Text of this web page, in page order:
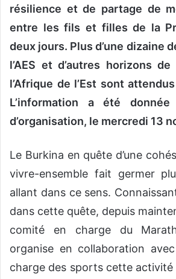
résilience et de partage de
entre les fils et filles de la
deux jours. Plus d’une dizaine
l’AES et d’autres horizons
l’Afrique de l’Est sont
L’information a été
d’organisation, le mercredi 13
Le Burkina en quête d’une
vivre-ensemble fait germer
allant dans ce sens.
dans cette quête, depuis
comité en charge du
organise en collaboration
charge des sports cette activité